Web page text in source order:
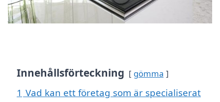
Innehållsförteckning gömma
1 Vad kan ett företag som är specialiserat